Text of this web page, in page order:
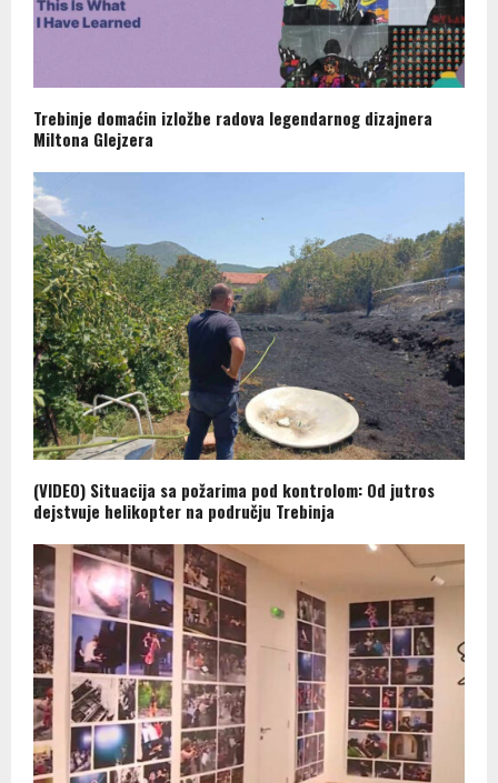
Trebinje domaćin izložbe radova legendarnog dizajnera
Miltona Glejzera
(VIDEO) Situacija sa požarima pod kontrolom: Od jutros
dejstvuje helikopter na području Trebinja